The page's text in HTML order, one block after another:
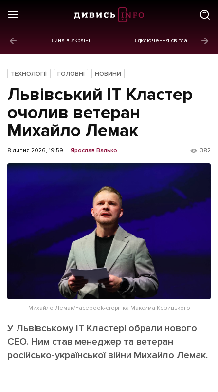
Війна в Україні Відключення світла
Новини
Політика
Економіка
Бізнес
Життя
Культура
Інтерв'ю
Картки
Репортаж
Розслідування
Погляди
Лонгріди
Прес-релізи
Фото/Відео
Made in Lviv
ТЕХНОЛОГІЇ ГОЛОВНІ НОВИНИ
Львівський ІТ Кластер
очолив ветеран
Михайло Лемак
8 липня 2026, 19:59 Ярослав Валько 382
Михайло Лемак/Facebook-сторінка Максима Козицького
У Львівському ІТ Кластері обрали нового
СЕО. Ним став менеджер та ветеран
російсько-української війни Михайло Лемак.